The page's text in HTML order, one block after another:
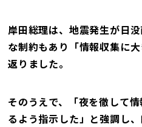
岸田総理は、地震発生が日
な制約もあり「情報収集に
返りました。
そのうえで、「夜を徹して
るよう指示した」と強調し